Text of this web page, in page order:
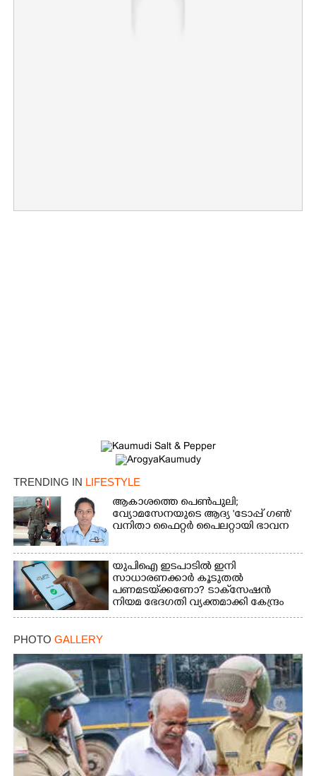
TRENDING IN LIFESTYLE
ആകാശത്തെ പെൺപുലി;
വ്യോമസേനയുടെ ആദ്യ 'ടോപ്പ് ഗൺ'
വനിതാ ഫൈറ്റർ പൈലറ്റായി ഭാവന
യുപിഐ ഇടപാടിൽ ഇനി
സാധാരണക്കാർ കൂടുതൽ
പണമടയ്‌ക്കണോ?​ ടാക്‌സേഷൻ
നിയമ ഭേദഗതി വ്യക്തമാക്കി കേന്ദ്രം
PHOTO GALLERY